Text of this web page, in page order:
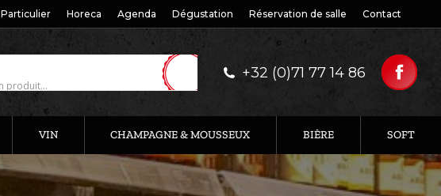
Particulier Horeca Agenda Dégustation Réservation de salle Contact
+32 (0)71 77 14 86
VIN CHAMPAGNE & MOUSSEUX BIÈRE SOFT